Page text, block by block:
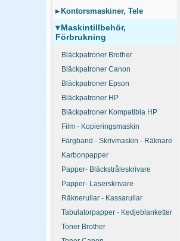
▸ Kontorsmaskiner, Tele
▾Maskintillbehör,
Förbrukning
Bläckpatroner Brother
Bläckpatroner Canon
Bläckpatroner Epson
Bläckpatroner HP
Bläckpatroner Kompatibla HP
Film - Kopieringsmaskin
Färgband - Skrivmaskin - Räknare
Karbonpapper
Papper- Bläckstråleskrivare
Papper- Laserskrivare
Räknerullar - Kassarullar
Tabulatorpapper - Kedjeblanketter
Toner Brother